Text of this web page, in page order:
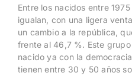
Entre los nacidos entre
igualan, con una ligera
un cambio a la república,
frente al 46,7 %. Este
nacido ya con la
tienen entre 30 y 50 años